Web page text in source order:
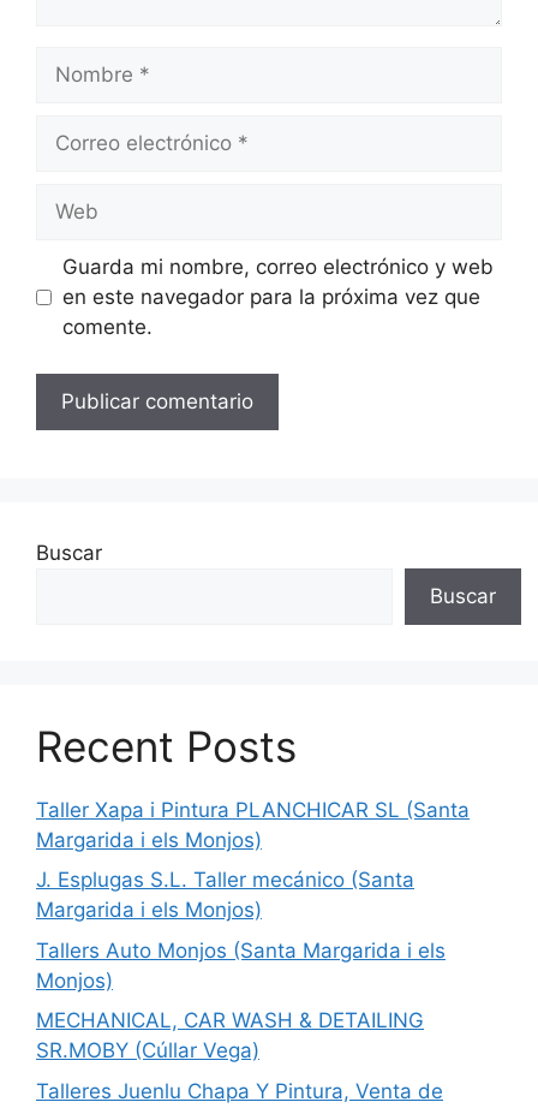
Nombre
Correo
Web
Guarda mi nombre, correo electrónico y web
en este navegador para la próxima vez que
comente.
Buscar
Buscar
Recent Posts
Taller Xapa i Pintura PLANCHICAR SL (Santa
Margarida i els Monjos)
J. Esplugas S.L. Taller mecánico (Santa
Margarida i els Monjos)
Tallers Auto Monjos (Santa Margarida i els
Monjos)
MECHANICAL, CAR WASH & DETAILING
SR.MOBY (Cúllar Vega)
Talleres Juenlu Chapa Y Pintura, Venta de